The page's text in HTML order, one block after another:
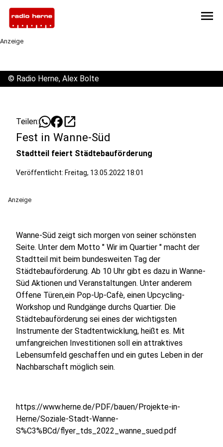
menu
Anzeige
© Radio Herne, Alex Bolte
Teilen: open_in_new
Fest in Wanne-Süd
Stadtteil feiert Städtebauförderung
Veröffentlicht: Freitag, 13.05.2022 18:01
Anzeige
Wanne-Süd zeigt sich morgen von seiner schönsten
Seite. Unter dem Motto " Wir im Quartier " macht der
Stadtteil mit beim bundesweiten Tag der
Städtebauförderung. Ab 10 Uhr gibt es dazu in Wanne-
Süd Aktionen und Veranstaltungen. Unter anderem
Offene Türen,ein Pop-Up-Cafè, einen Upcycling-
Workshop und Rundgänge durchs Quartier. Die
Städtebauförderung sei eines der wichtigsten
Instrumente der Stadtentwicklung, heißt es. Mit
umfangreichen Investitionen soll ein attraktives
Lebensumfeld geschaffen und ein gutes Leben in der
Nachbarschaft möglich sein.
https://www.herne.de/PDF/bauen/Projekte-in-
Herne/Soziale-Stadt-Wanne-
S%C3%BCd/flyer_tds_2022_wanne_sued.pdf